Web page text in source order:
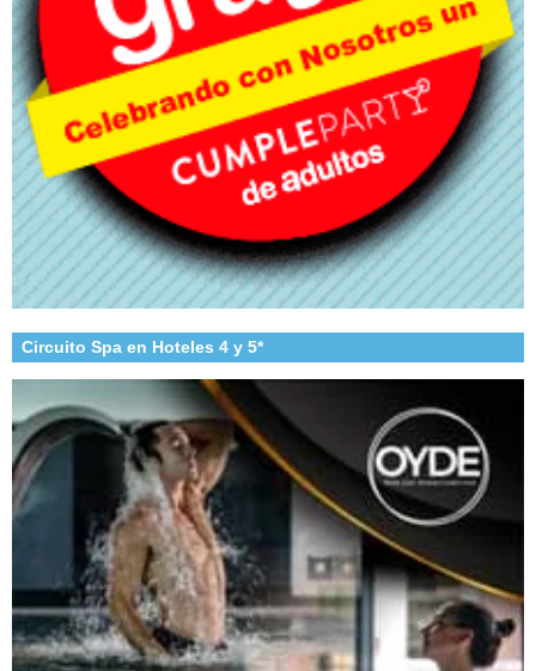
Circuito Spa en Hoteles 4 y 5*